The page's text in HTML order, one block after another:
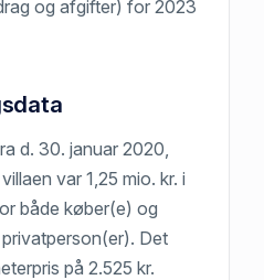
og afgifter) for 2023
d. 30. januar 2020,
var 1,25 mio. kr. i
både køber(e) og
Det
på 2.525 kr.